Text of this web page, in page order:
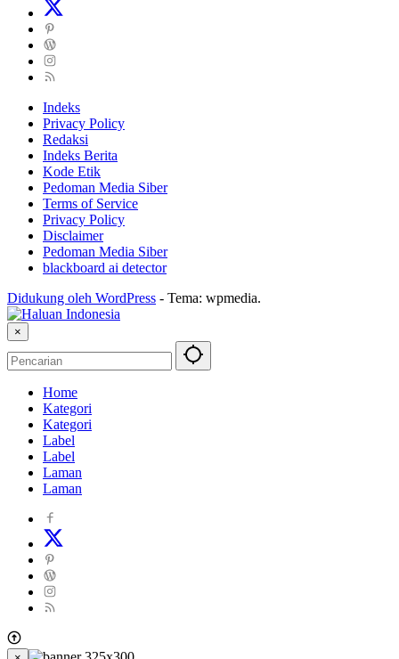
Indeks
Privacy Policy
Redaksi
Indeks Berita
Kode Etik
Pedoman Media Siber
Terms of Service
Privacy Policy
Disclaimer
Pedoman Media Siber
blackboard ai detector
Didukung oleh WordPress - Tema: wpmedia.
×
Home
Kategori
Kategori
Label
Label
Laman
Laman